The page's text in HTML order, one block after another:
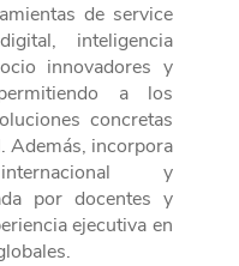
de service
inteligencia
innovadores y
a los
concretas
Además, incorpora
y
por docentes y
ejecutiva en